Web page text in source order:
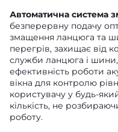
Автоматична система
безперервну подачу
змащення ланцюга та
перегрів, захищає від
служби ланцюга і
ефективність роботи
вікна для контролю
користувачу у будь-
кількість, не
роботу.